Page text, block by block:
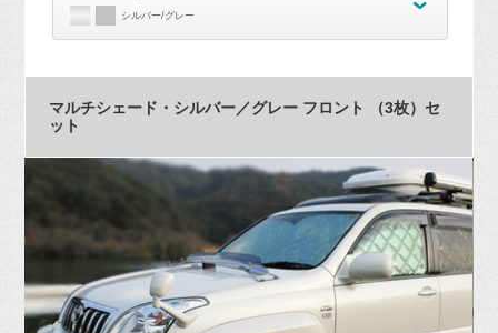
シルバー/グレー
マルチシェード・シルバー／グレー フロント （3枚）セ
ット